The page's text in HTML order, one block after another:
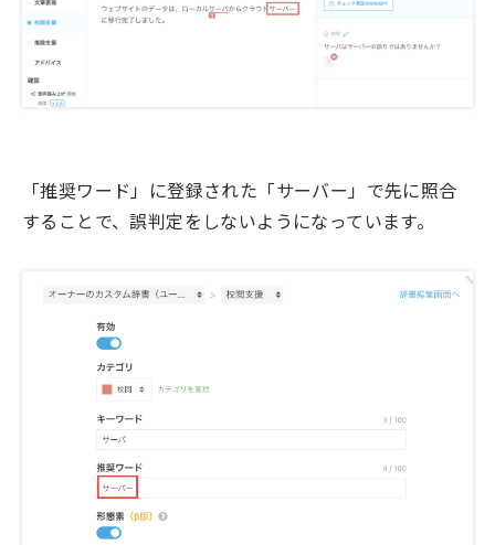
「推奨ワード」に登録された「サーバー」で先に照合
することで、誤判定をしないようになっています。